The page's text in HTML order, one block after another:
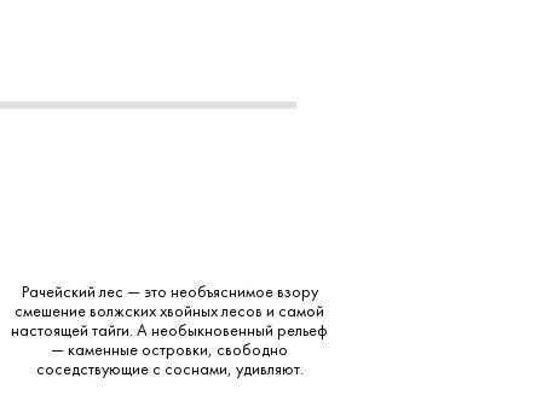
Рачейский лес — это необъяснимое взору
смешение волжских хвойных лесов и самой
настоящей тайги. А необыкновенный рельеф
— каменные островки, свободно
соседствующие с соснами, удивляют.